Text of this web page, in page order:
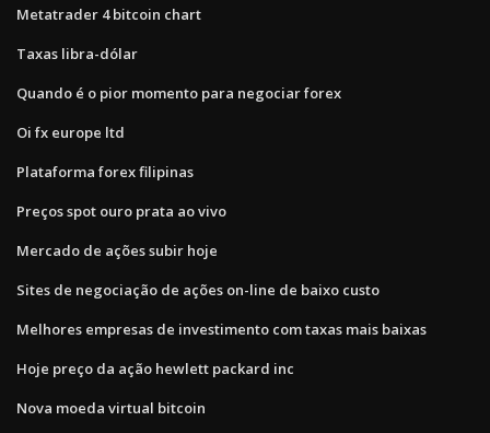
Metatrader 4 bitcoin chart
Taxas libra-dólar
Quando é o pior momento para negociar forex
Oi fx europe ltd
Plataforma forex filipinas
Preços spot ouro prata ao vivo
Mercado de ações subir hoje
Sites de negociação de ações on-line de baixo custo
Melhores empresas de investimento com taxas mais baixas
Hoje preço da ação hewlett packard inc
Nova moeda virtual bitcoin